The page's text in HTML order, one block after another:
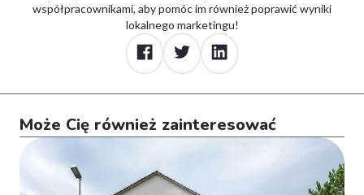
współpracownikami, aby pomóc im również poprawić wyniki
lokalnego marketingu!
Może Cię również zainteresować